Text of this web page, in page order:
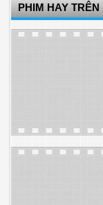
PHIM HAY TRÊN